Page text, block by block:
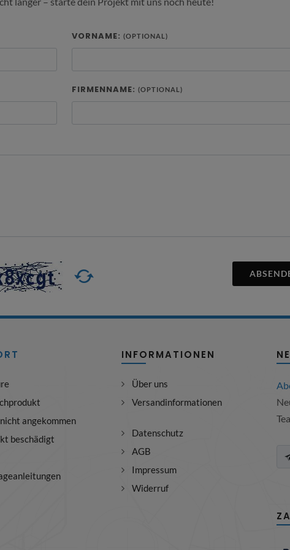
VORNAME: (OPTIONAL)
FIRMENNAME: (OPTIONAL)
angekommen
beschädigt
INFORMATIONEN
Über uns
Versandinformationen
Datenschutz
AGB
Impressum
Widerruf